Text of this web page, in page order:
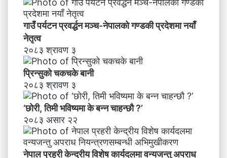
त्व
गाउँ पर्यटन प्रवर्द्धन मञ्च-नेपालकाे गण्डकी प्रदेशमा नयाँ
नेतृत्व
२०८३ श्रावण ३
प्रिन्सुको चकचके बानी
२०८३ श्रावण ३
‘छोरी, तिमी भविष्यमा के बन्न चाहन्छौ ?’
२०८३ असार २२
नेपाल प्रहरी केन्द्रीय विशेष कार्यदलमा वन्यजन्तु अपराध